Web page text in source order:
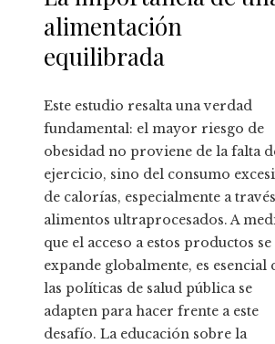
alimentación
equilibrada
Este estudio resalta una verdad
fundamental: el mayor riesgo de
obesidad no proviene de la falta
ejercicio, sino del consumo
de calorías, especialmente a
alimentos ultraprocesados. A
que el acceso a estos productos se
expande globalmente, es esencial
las políticas de salud pública se
adapten para hacer frente a este
desafío. La educación sobre la